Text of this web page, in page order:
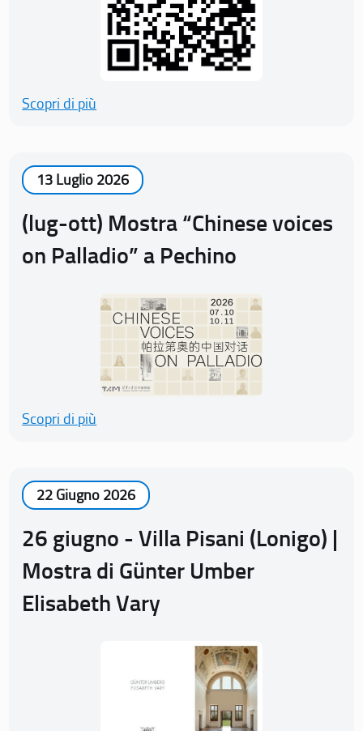
Scopri di più
13 Luglio 2026
(lug-ott) Mostra “Chinese voices
on Palladio” a Pechino
Scopri di più
22 Giugno 2026
26 giugno - Villa Pisani (Lonigo) |
Mostra di Günter Umber
Elisabeth Vary